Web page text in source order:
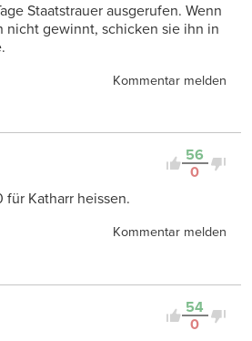
Staatstrauer ausgerufen. Wenn
nicht gewinnt, schicken sie ihn in
Kommentar melden
56
0
für Katharr heissen.
Kommentar melden
54
0